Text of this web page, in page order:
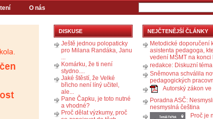
O nás
DISKUSE
Ještě jednou polopaticky
pro Milana Randáka, Janu
...
Komárku, že ti není
stydno....
Jaké štěstí, že Velké
břicho není líný učitel,
ale...
Pane Čapku, je toto nutné
a vhodné?
Proč dělat výzkumy, proč
NEJČTENĚJŠÍ ČLÁNKY
Metodické doporučení
asistenta pedagoga,
vedení MŠMT na konci
redakce: Diskuzní téma
Sněmovna schválila
pedagogických
Autorský zákon ve
Poradna ASČ:
nesmyslná čeština
Proč je